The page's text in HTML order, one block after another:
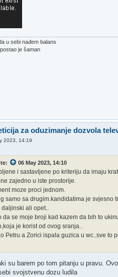
u sebi nađem balans
je šaman
za oduzimanje dozvola
2023, 14:19
06 May 2023, 14:10
i sastavljene po kriteriju da imaju
zajedno u iste prostorije.
moze proci jednom.
samo sa drugim.kandidatima je svjesno
daljinski ali opet..
da se moje broji kad kazem da bih to
je korist od ovog sranja..
Petru a Zorici ispala guzica u wc..sve to
su barem po tom pitanju u pravu.
svojstvenu dozu ludila